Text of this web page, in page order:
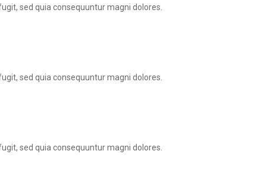
sed quia consequuntur magni dolores.
sed quia consequuntur magni dolores.
sed quia consequuntur magni dolores.